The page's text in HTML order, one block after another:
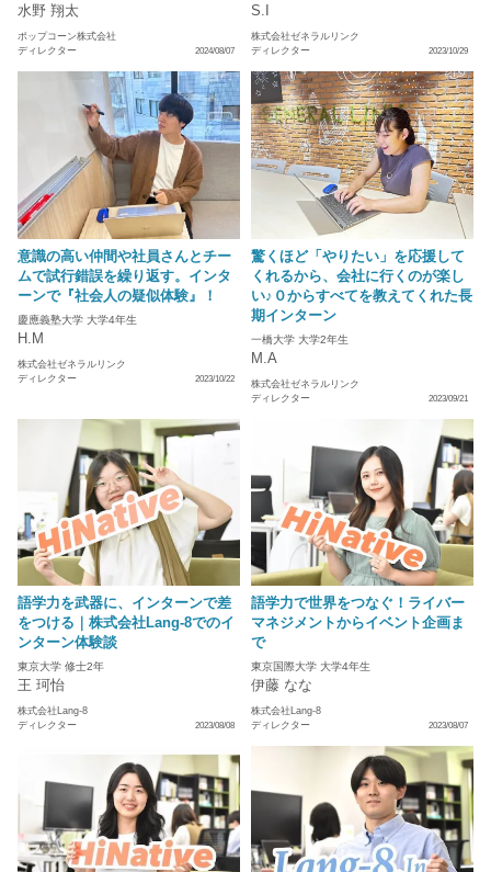
水野 翔太
ポップコーン株式会社
ディレクター
2024/08/07
S.I
株式会社ゼネラルリンク
ディレクター
2023/10/29
意識の高い仲間や社員さんとチー
ムで試行錯誤を繰り返す。インタ
ーンで『社会人の疑似体験』！
慶應義塾大学 大学4年生
H.M
株式会社ゼネラルリンク
ディレクター
2023/10/22
驚くほど「やりたい」を応援して
くれるから、会社に行くのが楽し
い♪０からすべてを教えてくれた長
期インターン
一橋大学 大学2年生
M.A
株式会社ゼネラルリンク
ディレクター
2023/09/21
語学力を武器に、インターンで差
をつける｜株式会社Lang-8でのイ
ンターン体験談
東京大学 修士2年
王 珂怡
株式会社Lang-8
ディレクター
2023/08/08
語学力で世界をつなぐ！ライバー
マネジメントからイベント企画ま
で
東京国際大学 大学4年生
伊藤 なな
株式会社Lang-8
ディレクター
2023/08/07